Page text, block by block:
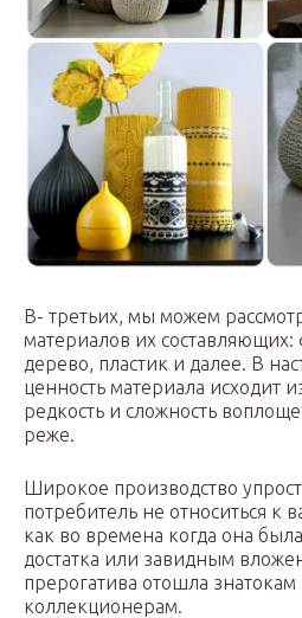
В- третьих, мы можем
материалов их
дерево, пластик и далее. В
ценность материала исходит
редкость и сложность
реже.
Широкое производство
потребитель не относиться к
как во времена когда она
достатка или завидным
прерогатива отошла
коллекционерам.